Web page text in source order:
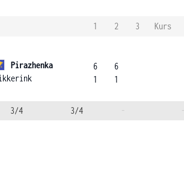
1 2 3
Kurs
Pirazhenka
6
1
6
1
3/4 3/4 -